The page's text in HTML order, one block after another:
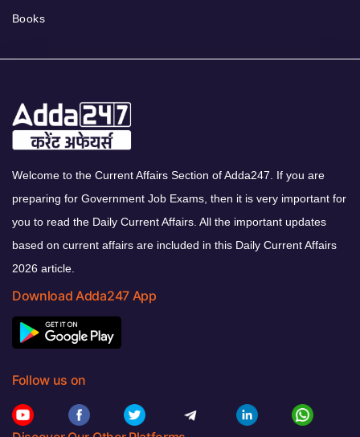
Books
Welcome to the Current Affairs Section of Adda247. If you are
preparing for Government Job Exams, then it is very important for
you to read the Daily Current Affairs. All the important updates
based on current affairs are included in this Daily Current Affairs
2026 article.
Download Adda247 App
Follow us on